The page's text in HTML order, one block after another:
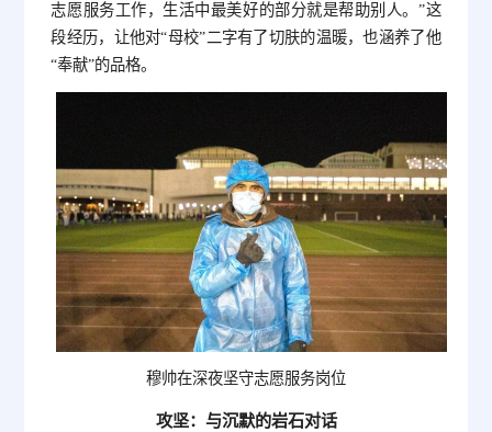
志愿服务工作，生活中最美好的部分就是帮助别人。”这
段经历，让他对“母校”二字有了切肤的温暖，也涵养了他
“奉献”的品格。
穆帅在深夜坚守志愿服务岗位
攻坚：与沉默的岩石对话